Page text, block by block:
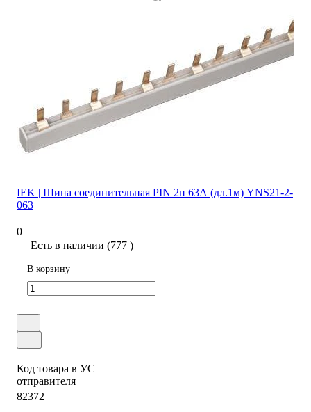
IEK | Шина соединительная PIN 2п 63А (дл.1м) YNS21-2-
063
0
Есть в наличии (777 )
В корзину
Код товара в УС
отправителя
82372